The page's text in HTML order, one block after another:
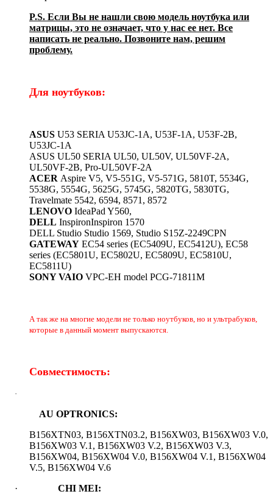
P.S. Если Вы не нашли свою модель ноутбука или
матрицы, это не означает, что у нас ее нет. Все
написать не реально. Позвоните нам, решим
проблему.
Для ноутбуков:
ASUS U53 SERIA U53JC-1A, U53F-1A, U53F-2B,
U53JC-1A
ASUS UL50 SERIA UL50, UL50V, UL50VF-2A,
UL50VF-2B, Pro-UL50VF-2A
ACER Aspire V5, V5-551G, V5-571G, 5810T, 5534G,
5538G, 5554G, 5625G, 5745G, 5820TG, 5830TG,
Travelmate 5542, 6594, 8571, 8572
LENOVO IdeaPad Y560,
DELL InspironInspiron 1570
DELL Studio Studio 1569, Studio S15Z-2249CPN
GATEWAY EC54 series (EC5409U, EC5412U), EC58
series (EC5801U, EC5802U, EC5809U, EC5810U,
EC5811U)
SONY VAIO VPC-EH model PCG-71811M
А так же на многие модели не только ноутбуков, но и ультрабуков,
которые в данный момент выпускаются
Совместимость:
·
AU OPTRONICS:
B156XTN03, B156XTN03.2, B156XW03, B156XW03 V.0,
B156XW03 V.1, B156XW03 V.2, B156XW03 V.3,
B156XW04, B156XW04 V.0, B156XW04 V.1, B156XW04
V.5, B156XW04 V.6
·
CHI MEI: